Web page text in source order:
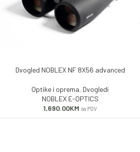
Dvogled NOBLEX NF 8X56 advanced
Optike i oprema, Dvogledi
NOBLEX E-OPTICS
1,690.00KM sa PDV